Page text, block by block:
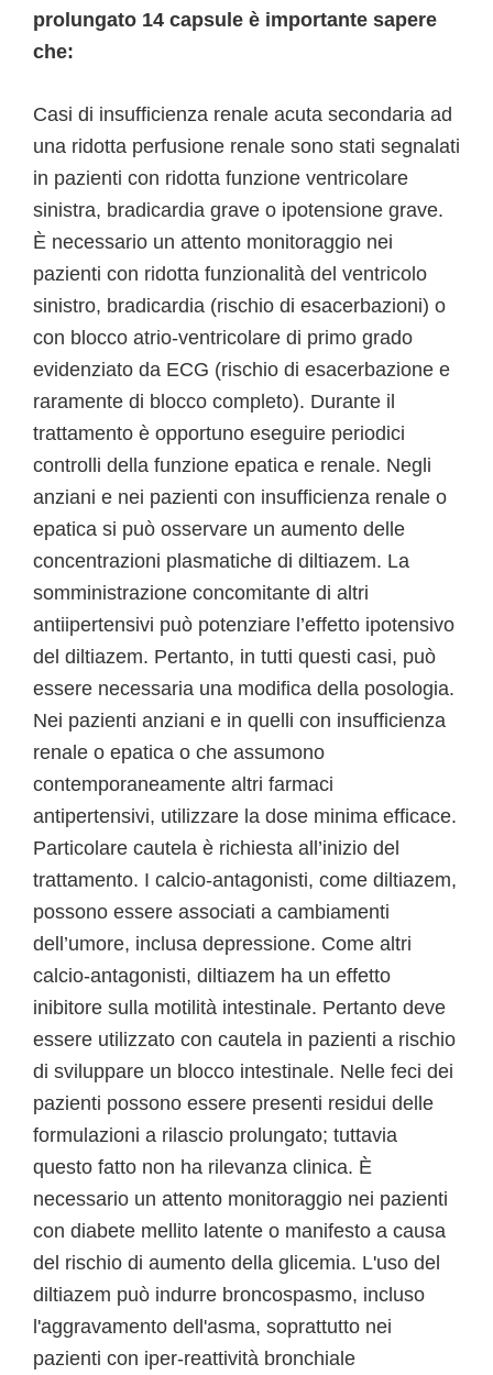
prolungato 14 capsule è importante sapere
che:
Casi di insufficienza renale acuta secondaria ad
una ridotta perfusione renale sono stati segnalati
in pazienti con ridotta funzione ventricolare
sinistra, bradicardia grave o ipotensione grave.
È necessario un attento monitoraggio nei
pazienti con ridotta funzionalità del ventricolo
sinistro, bradicardia (rischio di esacerbazioni) o
con blocco atrio-ventricolare di primo grado
evidenziato da ECG (rischio di esacerbazione e
raramente di blocco completo). Durante il
trattamento è opportuno eseguire periodici
controlli della funzione epatica e renale. Negli
anziani e nei pazienti con insufficienza renale o
epatica si può osservare un aumento delle
concentrazioni plasmatiche di diltiazem. La
somministrazione concomitante di altri
antiipertensivi può potenziare l’effetto ipotensivo
del diltiazem. Pertanto, in tutti questi casi, può
essere necessaria una modifica della posologia.
Nei pazienti anziani e in quelli con insufficienza
renale o epatica o che assumono
contemporaneamente altri farmaci
antipertensivi, utilizzare la dose minima efficace.
Particolare cautela è richiesta all’inizio del
trattamento. I calcio-antagonisti, come diltiazem,
possono essere associati a cambiamenti
dell’umore, inclusa depressione. Come altri
calcio-antagonisti, diltiazem ha un effetto
inibitore sulla motilità intestinale. Pertanto deve
essere utilizzato con cautela in pazienti a rischio
di sviluppare un blocco intestinale. Nelle feci dei
pazienti possono essere presenti residui delle
formulazioni a rilascio prolungato; tuttavia
questo fatto non ha rilevanza clinica. È
necessario un attento monitoraggio nei pazienti
con diabete mellito latente o manifesto a causa
del rischio di aumento della glicemia. L'uso del
diltiazem può indurre broncospasmo, incluso
l'aggravamento dell'asma, soprattutto nei
pazienti con iper-reattività bronchiale